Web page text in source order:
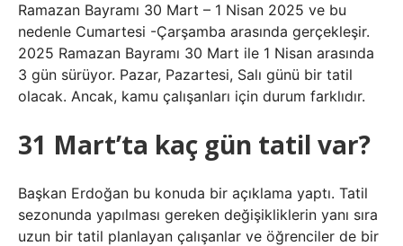
Ramazan Bayramı 30 Mart – 1 Nisan 2025 ve bu
nedenle Cumartesi -Çarşamba arasında gerçekleşir.
2025 Ramazan Bayramı 30 Mart ile 1 Nisan arasında
3 gün sürüyor. Pazar, Pazartesi, Salı günü bir tatil
olacak. Ancak, kamu çalışanları için durum farklıdır.
31 Mart’ta kaç gün tatil var?
Başkan Erdoğan bu konuda bir açıklama yaptı. Tatil
sezonunda yapılması gereken değişikliklerin yanı sıra
uzun bir tatil planlayan çalışanlar ve öğrenciler de bir